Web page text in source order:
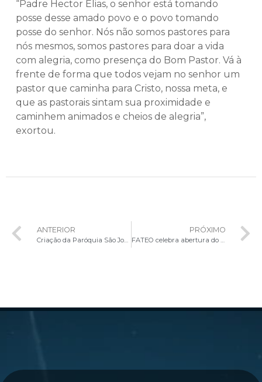
“Padre Hector Elias, o senhor está tomando
posse desse amado povo e o povo tomando
posse do senhor. Nós não somos pastores para
nós mesmos, somos pastores para doar a vida
com alegria, como presença do Bom Pastor. Vá à
frente de forma que todos vejam no senhor um
pastor que caminha para Cristo, nossa meta, e
que as pastorais sintam sua proximidade e
caminhem animados e cheios de alegria”,
exortou.
ANTERIOR
Criação da Paróquia São João Paulo II e Posse do Administrador Paroquial no Park Sul
PRÓXIMO
FATEO celebra abertura do Ano Letivo com Missa Solene e Profissão de Fé